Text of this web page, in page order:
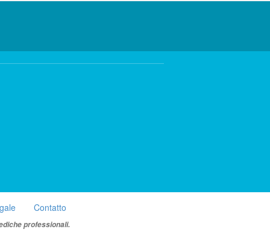
Contatto
professionali.